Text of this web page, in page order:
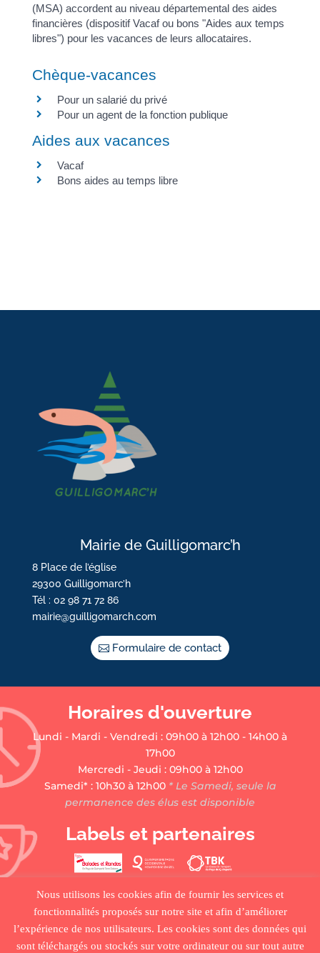
(MSA) accordent au niveau départemental des aides
financières (dispositif Vacaf ou bons "Aides aux temps
libres") pour les vacances de leurs allocataires.
Chèque-vacances
Pour un salarié du privé
Pour un agent de la fonction publique
Aides aux vacances
Vacaf
Bons aides au temps libre
Mairie de Guilligomarc’h
8 Place de l’église
29300 Guilligomarc’h
Tél : 02 98 71 72 86
mairie@guilligomarch.com
Formulaire de contact
Horaires d'ouverture
Lundi - Mardi - Vendredi : 09h00 à 12h00 - 14h00 à
17h00
Mercredi - Jeudi : 09h00 à 12h00
Samedi* : 10h30 à 12h00* Le Samedi, seule la
permanence des élus est disponible
Labels et partenaires
Nous utilisons les cookies afin de fournir les services et
fonctionnalités proposés sur notre site et afin d’améliorer
l’expérience de nos utilisateurs. Les cookies sont des données qui
sont téléchargés ou stockés sur votre ordinateur ou sur tout autre